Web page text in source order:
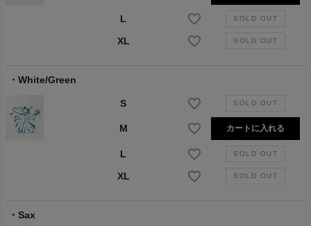
L
XL
White/Green
S
M カートに入れる
L
XL
Sax